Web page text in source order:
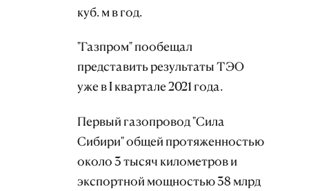
куб. м в год.
"Газпром" пообещал
представить результаты ТЭО
уже в I квартале 2021 года.
Первый газопровод "Сила
Сибири" общей протяженностью
около 3 тысяч километров и
экспортной мощностью 38 млрд